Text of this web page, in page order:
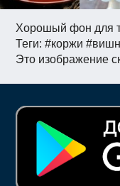
Хорошый фон для
Теги: #коржи
Это изображение